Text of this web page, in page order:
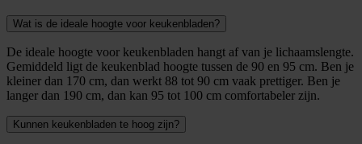
Wat is de ideale hoogte voor keukenbladen?
De ideale hoogte voor keukenbladen hangt af van je lichaamslengte.
Gemiddeld ligt de keukenblad hoogte tussen de 90 en 95 cm. Ben je
kleiner dan 170 cm, dan werkt 88 tot 90 cm vaak prettiger. Ben je
langer dan 190 cm, dan kan 95 tot 100 cm comfortabeler zijn.
Kunnen keukenbladen te hoog zijn?